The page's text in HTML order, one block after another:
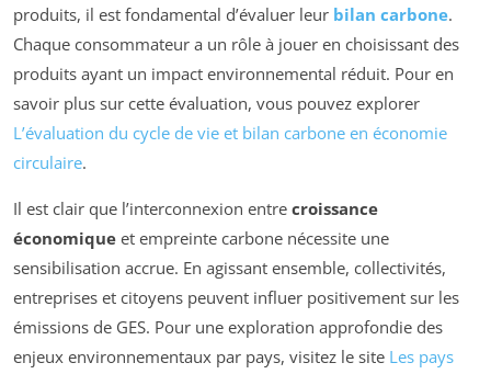
produits, il est fondamental d’évaluer leur bilan carbone.
Chaque consommateur a un rôle à jouer en choisissant des
produits ayant un impact environnemental réduit. Pour en
savoir plus sur cette évaluation, vous pouvez explorer
L’évaluation du cycle de vie et bilan carbone en économie
circulaire.
Il est clair que l’interconnexion entre croissance
économique et empreinte carbone nécessite une
sensibilisation accrue. En agissant ensemble, collectivités,
entreprises et citoyens peuvent influer positivement sur les
émissions de GES. Pour une exploration approfondie des
enjeux environnementaux par pays, visitez le site Les pays